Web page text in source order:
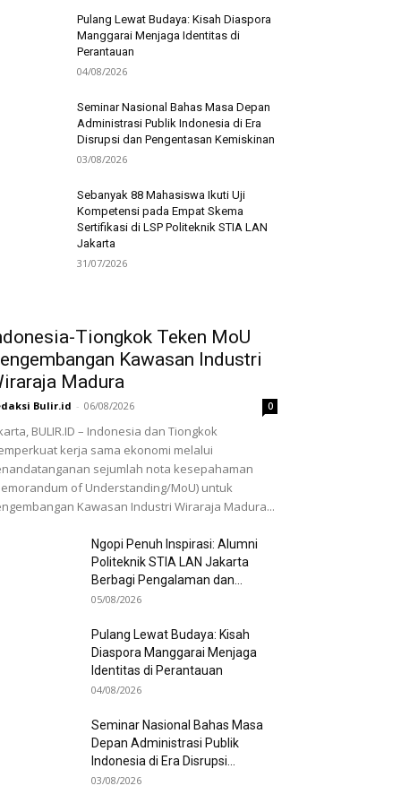
Pulang Lewat Budaya: Kisah Diaspora
Manggarai Menjaga Identitas di
Perantauan
04/08/2026
Seminar Nasional Bahas Masa Depan
Administrasi Publik Indonesia di Era
Disrupsi dan Pengentasan Kemiskinan
03/08/2026
Sebanyak 88 Mahasiswa Ikuti Uji
Kompetensi pada Empat Skema
Sertifikasi di LSP Politeknik STIA LAN
Jakarta
31/07/2026
Tiongkok Teken MoU
Kawasan Industri
Madura
Bulir.id - 06/08/2026 0
BULIR.ID – Indonesia dan Tiongkok
kerja sama ekonomi melalui
sejumlah nota kesepahaman
of Understanding/MoU) untuk
Kawasan Industri Wiraraja Madura...
Ngopi Penuh Inspirasi: Alumni
Politeknik STIA LAN Jakarta
Berbagi Pengalaman dan...
05/08/2026
Pulang Lewat Budaya: Kisah
Diaspora Manggarai Menjaga
Identitas di Perantauan
04/08/2026
Seminar Nasional Bahas Masa
Depan Administrasi Publik
Indonesia di Era Disrupsi...
03/08/2026